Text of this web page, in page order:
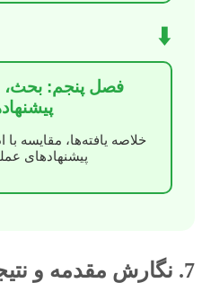
⬇️
فصل پنجم: بحث،
خلاصه یافته‌ها، مقایسه با
پیشنهادهای
7. نگارش مقدمه و